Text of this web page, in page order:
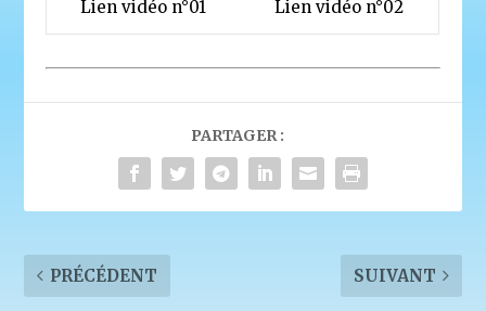
Lien vidéo n°01 Lien vidéo n°02
PARTAGER :
PRÉCÉDENT SUIVANT